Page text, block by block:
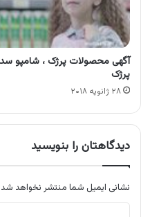
آگهی محصولات پرژک ، شامپو
پرژک
۲۸ ژانویه ۲۰۱۸
دیدگاهتان را بنویسید
نشانی ایمیل شما منتشر نخواهد شد.